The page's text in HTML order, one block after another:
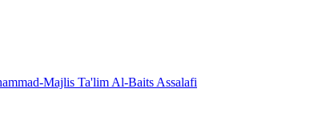
Majlis Ta'lim Al-Baits Assalafi